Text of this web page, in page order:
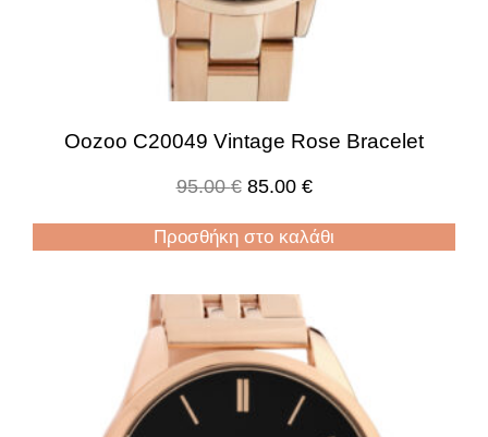
Oozoo C20049 Vintage Rose Bracelet
95.00€ 85.00 €
Προσθήκη στο καλάθι